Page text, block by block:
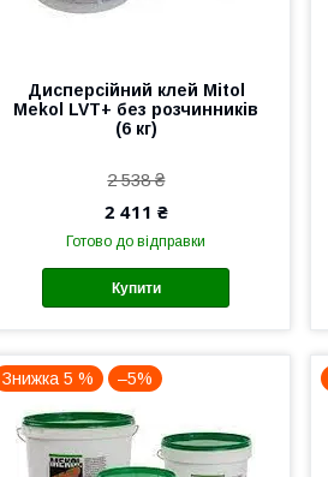
Дисперсійний клей Mitol
Mekol LVT+ без розчинників
(6 кг)
2 538 ₴
2 411 ₴
Готово до відправки
Купити
Знижка 5 % –5%